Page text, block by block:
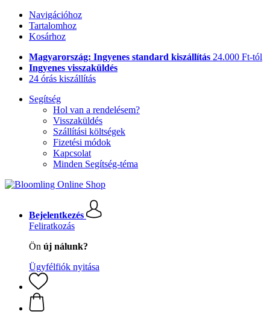
Navigációhoz
Tartalomhoz
Kosárhoz
Magyarország: Ingyenes standard kiszállítás 24.000 Ft-tól
Ingyenes visszaküldés
24 órás kiszállítás
Segítség
Hol van a rendelésem?
Visszaküldés
Szállítási költségek
Fizetési módok
Kapcsolat
Minden Segítség-téma
Bejelentkezés
Feliratkozás
Ön új nálunk?
Ügyfélfiók nyitása